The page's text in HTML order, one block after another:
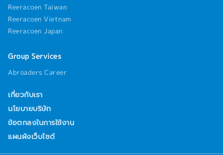
Reeracoen Taiwan
Reeracoen Vietnam
Reeracoen Japan
Group Services
Abroaders Career
เกี่ยวกับเรา
นโยบายบริษัท
ข้อตกลงในการใช้งาน
แผนผังเว็บไซต์